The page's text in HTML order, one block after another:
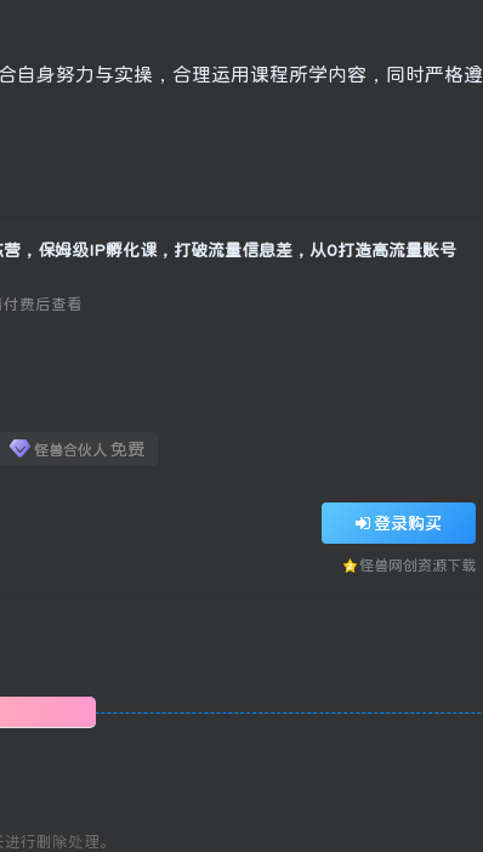
自身努力与实操，合理运用课程所学内容，同时严格遵
，保姆级IP孵化课，打破流量信息差，从0打造高流量账号
费后查看
怪兽合伙人 免费
登录购买
怪兽网创资源下载
行删除处理。